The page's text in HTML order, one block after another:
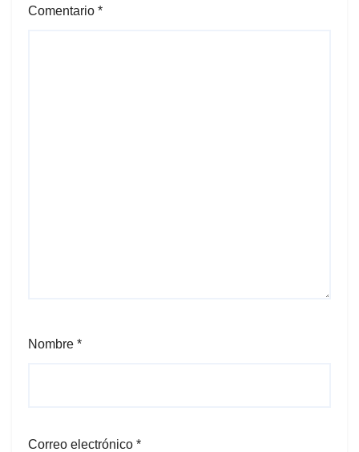
Comentario *
Nombre *
Correo electrónico *